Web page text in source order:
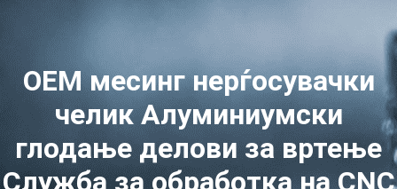
ОЕМ месинг нерѓосувачки
челик Алуминиумски
глодање делови за вртење
Служба за обработка на CNC